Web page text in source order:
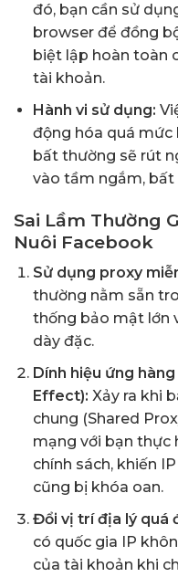
đó, bạn cần sử
browser để đồng
biệt lập hoàn toàn
tài khoản.
Hành vi sử dụng:
động hóa quá mức
bất thường sẽ rút
vào tầm ngắm, bất
Sai Lầm Thường
Nuôi Facebook
Sử dụng proxy
thường nằm sẵn
thống bảo mật lớn
dày đặc.
Dính hiệu ứng
Effect): Xảy ra khi
chung (Shared
mạng với bạn thực
chính sách, khiến
cũng bị khóa oan.
Đổi vị trí địa lý quá
có quốc gia IP
của tài khoản khi